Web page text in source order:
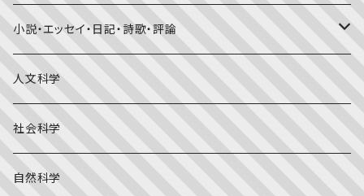
福音館書店月刊誌
こどものとも0.1.2
こどものとも年少版
その他の月刊誌
おはなしプーカ
チャイルドブックアップル（2・3歳～）
日本の絵本
外国の絵本
小説・エッセイ・日記・詩歌・評論
日本文学
詩・短歌・俳句・ことば
評論
人文科学
社会科学
自然科学